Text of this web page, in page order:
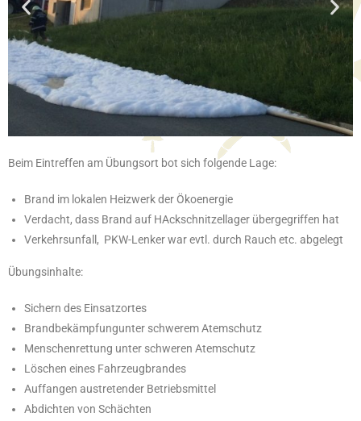
Beim Eintreffen am Übungsort bot sich folgende Lage:
Brand im lokalen Heizwerk der Ökoenergie
Verdacht, dass Brand auf HAckschnitzellager übergegriffen hat
Verkehrsunfall, PKW-Lenker war evtl. durch Rauch etc. abgelegt
Übungsinhalte:
Sichern des Einsatzortes
Brandbekämpfungunter schwerem Atemschutz
Menschenrettung unter schweren Atemschutz
Löschen eines Fahrzeugbrandes
Auffangen austretender Betriebsmittel
Abdichten von Schächten